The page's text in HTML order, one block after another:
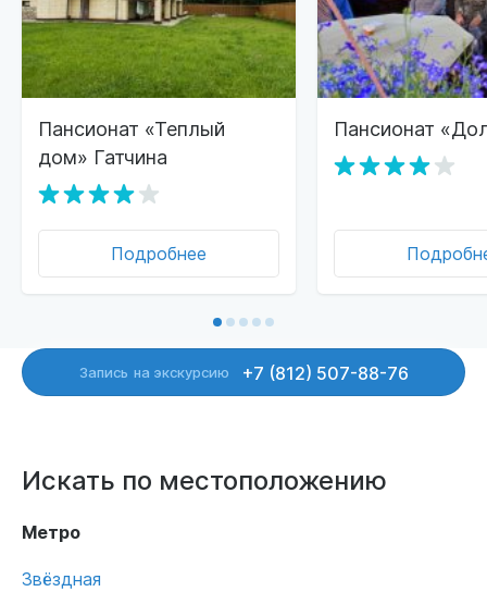
Пансионат «Теплый
дом» Гатчина
Подробнее
Пансионат
Запись на экскурсию +7 (812) 507-88-76
Искать по местоположению
Метро
Звёздная